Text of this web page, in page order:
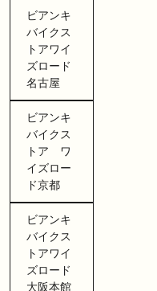
ビアンキ
バイクス
トアワイ
ズロード
名古屋
ビアンキ
バイクス
トア ワ
イズロー
ド京都
ビアンキ
バイクス
トアワイ
ズロード
大阪本館